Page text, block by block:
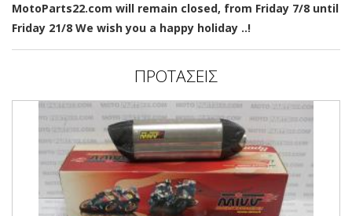
MotoParts22.com will remain closed, from Friday 7/8 until
Friday 21/8 We wish you a happy holiday ..!
ΠΡΟΤΑΣΕΙΣ